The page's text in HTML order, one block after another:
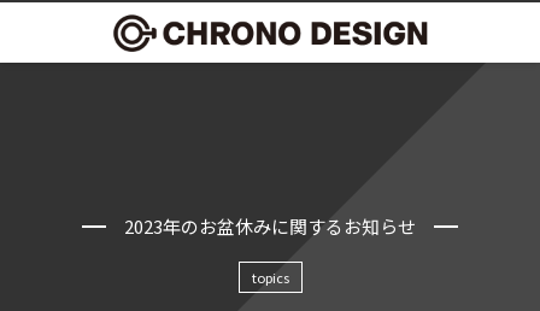
2023年のお盆休みに関するお知らせ
topics